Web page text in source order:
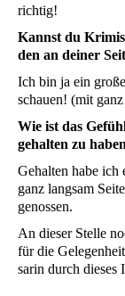
richtig!
Kannst du
den an dei­ner
Ich bin ja ein
schau­en! (mit
Wie ist das
gehal­ten zu
Gehal­ten habe ich
ganz lang­sam
genossen.
An die­ser Stel­le
für die
sa­rin durch die­ses